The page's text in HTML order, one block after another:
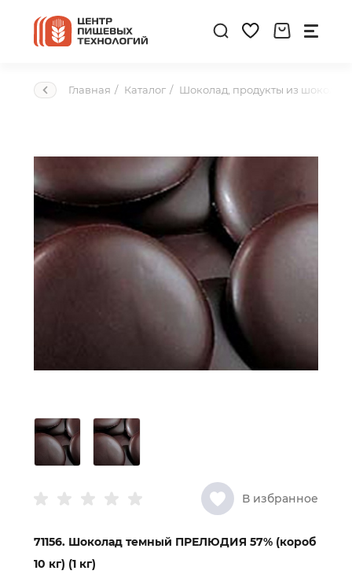
Главная Каталог Шоколад, продукты из
В избранное
71156. Шоколад темный ПРЕЛЮДИЯ 57% (короб
10 кг) (1 кг)